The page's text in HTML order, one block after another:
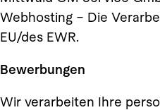
Webhosting – Die
EU/des EWR.
Bewerbungen
Wir verarbeiten Ihre